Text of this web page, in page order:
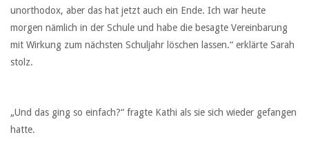
unorthodox, aber das hat jetzt auch ein Ende. Ich war heute
morgen nämlich in der Schule und habe die besagte Vereinbarung
mit Wirkung zum nächsten Schuljahr löschen lassen.“ erklärte Sarah
stolz.
„Und das ging so einfach?“ fragte Kathi als sie sich wieder gefangen
hatte.